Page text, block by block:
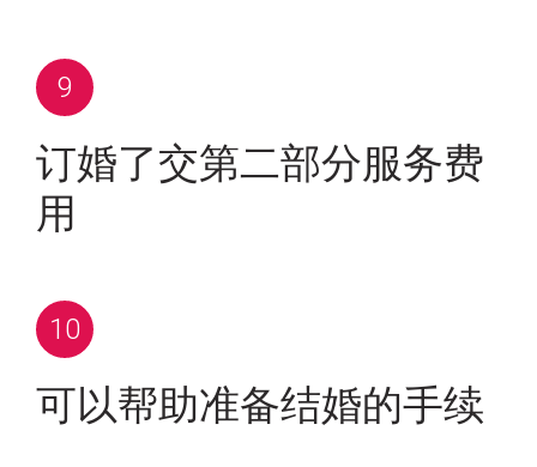
订婚了交第二部分服务费
用
可以帮助准备结婚的手续